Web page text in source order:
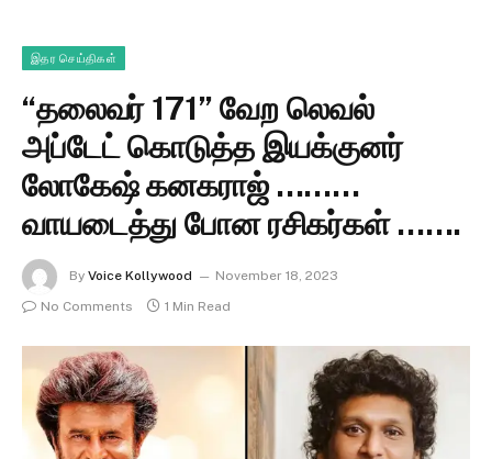
இதர செய்திகள்
“தலைவர் 171” வேற லெவல்
அப்டேட் கொடுத்த இயக்குனர்
லோகேஷ் கனகராஜ் ………
வாயடைத்து போன ரசிகர்கள் …….
By Voice Kollywood
November 18, 2023
No Comments
1 Min Read